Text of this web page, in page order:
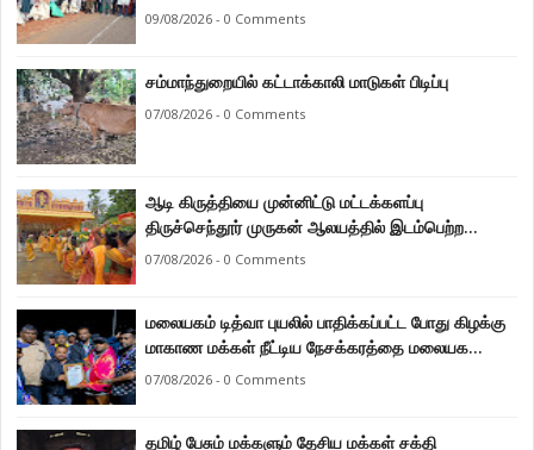
09/08/2026 - 0 Comments
சம்மாந்துறையில் கட்டாக்காலி மாடுகள் பிடிப்பு
07/08/2026 - 0 Comments
ஆடி கிருத்தியை முன்னிட்டு மட்டக்களப்பு
திருச்செந்தூர் முருகன் ஆலயத்தில் இடம்பெற்ற
பால்குட பவனி 1008 சங்கா ஆபிஷேக நிகழ்வு.
07/08/2026 - 0 Comments
மலையகம் டித்வா புயலில் பாதிக்கப்பட்ட போது கிழக்கு
மாகாண மக்கள் நீட்டிய நேசக்கரத்தை மலையக
மக்கள் ஒருபோதும் மறக்கமாட்டார்கள் : நுவரெலியா
07/08/2026 - 0 Comments
தமிழ் பேசும் மக்களும் தேசிய மக்கள் சக்தி